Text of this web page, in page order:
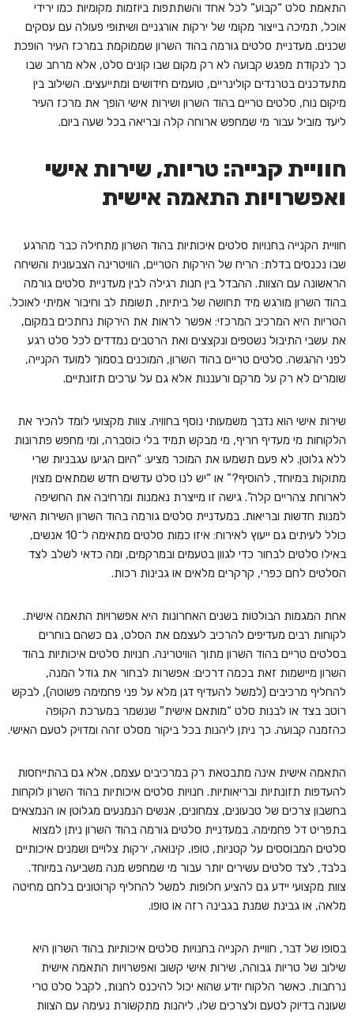
התאמת סלט “קבוע” לכל אחד והשתתפות ביוזמות מקומיות כמו ירידי
אוכל, תמיכה בייצור מקומי של ירקות אורגניים ושיתופי פעולה עם עסקים
שכנים. מעדניית סלטים גורמה בהוד השרון שממוקמת במרכז העיר הופכת
כך לנקודת מפגש קבועה לא רק מקום שבו קונים סלט, אלא מרחב שבו
מתעדכנים בטרנדים קולינריים, טועמים חידושים ומתייעצים. השילוב בין
מיקום נוח, סלטים טריים בהוד השרון ושירות אישי הופך את מרכז העיר
ליעד מוביל עבור מי שמחפש ארוחה קלה ובריאה בכל שעה ביום.
חוויית קנייה: טריות, שירות אישי
ואפשרויות התאמה אישית
חוויית הקנייה בחנויות סלטים איכותיות בהוד השרון מתחילה כבר מהרגע
שבו נכנסים בדלת: הריח של הירקות הטריים, הוויטרינה הצבעונית והשיחה
הראשונה עם הצוות. ההבדל בין חנות רגילה לבין מעדניית סלטים גורמה
בהוד השרון מורגש מיד תחושה של ביתיות, תשומת לב וחיבור אמיתי לאוכל.
הטריות היא המרכיב המרכזי: אפשר לראות את הירקות נחתכים במקום,
את עשבי התיבול נשטפים ונקצצים ואת הרטבים נמדדים לכל סלט רגע
לפני ההגשה. סלטים טריים בהוד השרון, המוכנים בסמוך למועד הקנייה,
שומרים לא רק על מרקם ורעננות אלא גם על ערכים תזונתיים.
שירות אישי הוא נדבך משמעותי נוסף בחוויה. צוות מקצועי לומד להכיר את
הלקוחות מי מעדיף חריף, מי מבקש תמיד בלי כוסברה, ומי מחפש פתרונות
ללא גלוטן. לא פעם תשמעו את המוכר מציע: “היום הגיעו עגבניות שרי
מתוקות במיוחד, להוסיף?” או “יש לנו סלט עדשים חדש שמתאים מצוין
לארוחת צהריים קלה”. גישה זו מייצרת נאמנות ומרחיבה את החשיפה
למנות חדשות ובריאות. במעדניית סלטים גורמה בהוד השרון השירות האישי
כולל לעיתים גם ייעוץ לאירוח: איזו כמות סלטים מתאימה ל־10 אנשים,
באילו סלטים לבחור כדי לגוון בטעמים ובמרקמים, ומה כדאי לשלב לצד
הסלטים לחם כפרי, קרקרים מלאים או גבינות רכות.
אחת המגמות הבולטות בשנים האחרונות היא אפשרויות התאמה אישית.
לקוחות רבים מעדיפים להרכיב לעצמם את הסלט, גם כשהם בוחרים
בסלטים טריים בהוד השרון מתוך הוויטרינה. חנויות סלטים איכותיות בהוד
השרון מיישמות זאת בכמה דרכים: אפשרות לבחור את גודל המנה,
להחליף מרכיבים (למשל להעדיף דגן מלא על פני פחמימה פשוטה), לבקש
רוטב בצד או לבנות סלט “מותאם אישית” שנשמר במערכת הקופה
כהזמנה קבועה. כך ניתן ליהנות בכל ביקור מסלט זהה ומדויק לטעם האישי.
התאמה אישית אינה מתבטאת רק במרכיבים עצמם, אלא גם בהתייחסות
להעדפות תזונתיות ובריאותיות. חנויות סלטים איכותיות בהוד השרון לוקחות
בחשבון צרכים של טבעונים, צמחונים, אנשים הנמנעים מגלוטן או הנמצאים
בתפריט דל פחמימה. במעדניית סלטים גורמה בהוד השרון ניתן למצוא
סלטים המבוססים על קטניות, טופו, קינואה, ירקות צלויים ושמנים איכותיים
בלבד, לצד סלטים עשירים יותר עבור מי שמחפש מנה משביעה במיוחד.
צוות מקצועי יידע גם להציע חלופות למשל להחליף קרוטונים בלחם מחיטה
מלאה, או גבינת שמנת בגבינה רזה או טופו.
בסופו של דבר, חוויית הקנייה בחנויות סלטים איכותיות בהוד השרון היא
שילוב של טריות גבוהה, שירות אישי קשוב ואפשרויות התאמה אישית
נרחבות. כאשר הלקוח יודע שהוא יכול להיכנס לחנות, לקבל סלט טרי
שעונה בדיוק לטעם ולצרכים שלו, ליהנות מתקשורת נעימה עם הצוות